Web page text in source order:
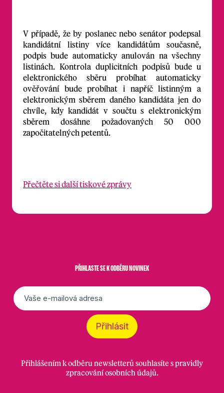
V případě, že by poslanec nebo senátor podepsal
kandidátní listiny více kandidátům současně,
podpis bude automaticky anulován na všechny
listinách. Kontrola duplicitních podpisů bude u
elektronického sběru probíhat automaticky
ověřování bude probíhat i napříč listinným a
elektronickým sběrem daného kandidáta jen do
chvíle, kdy kandidát v součtu s elektronickým
sběrem dosáhne požadovaných 50 000
započitatelných petentů.
Přečtěte si další tiskové zprávy
PŘIHLASTE SE K ODBĚRU NOVINEK
E-
mail
Přihlásit
Přihlášením k odběru newsletterů souhlasíte spravidly
zpracování osobních údajů.